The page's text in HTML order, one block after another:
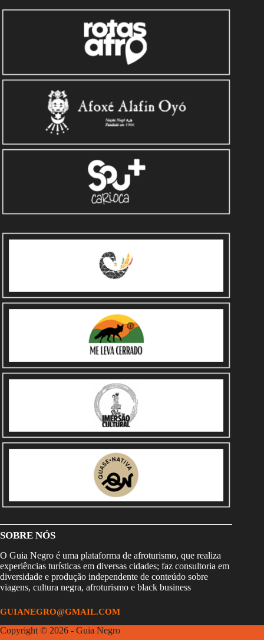
SOBRE NÓS
O Guia Negro é uma plataforma de afroturismo, que realiza
experiências turísticas em diversas cidades; faz consultoria em
diversidade e produção independente de conteúdo sobre
viagens, cultura negra, afroturismo e black business
GUIANEGRO@GMAIL.COM
Copyright © 2026 - Guia Negro